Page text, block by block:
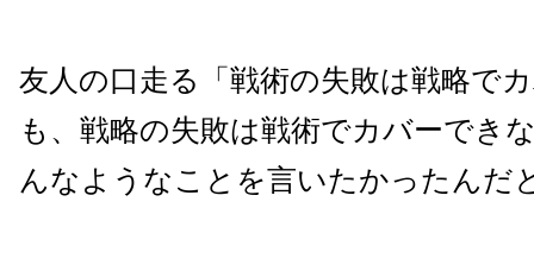
友人の口走る「戦術の失敗は戦略で
も、戦略の失敗は戦術でカバーでき
んなようなことを言いたかったんだ